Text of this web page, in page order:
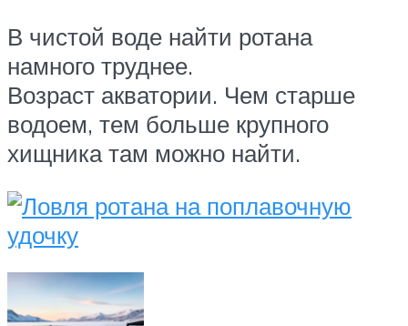
В чистой воде найти ротана
намного труднее.
Возраст акватории. Чем старше
водоем, тем больше крупного
хищника там можно найти.